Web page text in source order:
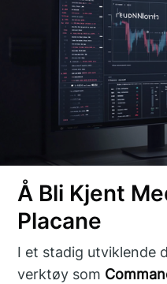
Å Bli Kjent
Placane
I et stadig utviklende
verktøy som